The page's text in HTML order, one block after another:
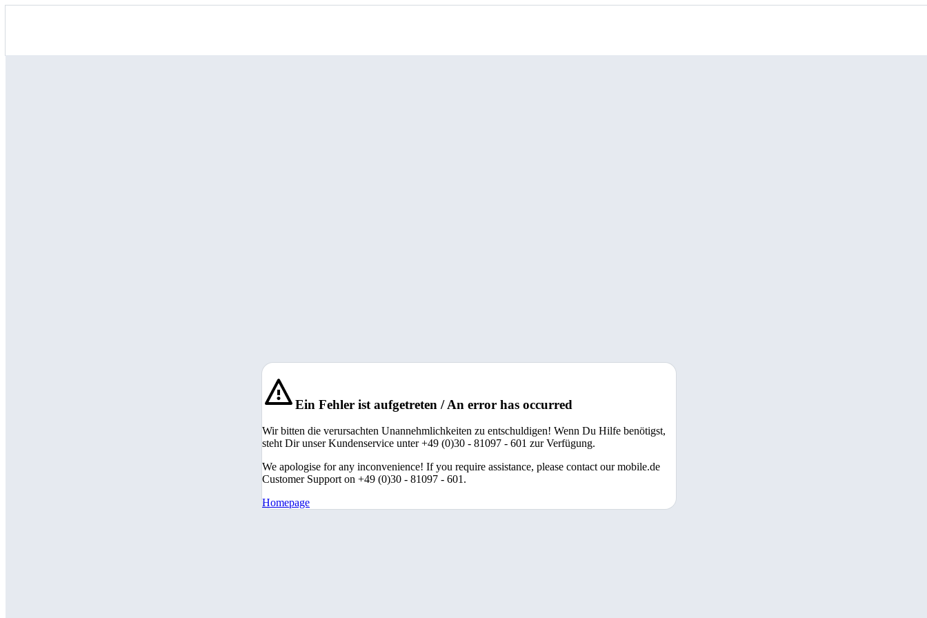
Ein Fehler ist aufgetreten / An error has occurred
Wir bitten die verursachten Unannehmlichkeiten zu entschuldigen! Wenn Du Hilfe benötigst,
steht Dir unser Kundenservice unter +49 (0)30 - 81097 - 601 zur Verfügung.
We apologise for any inconvenience! If you require assistance, please contact our mobile.de
Customer Support on +49 (0)30 - 81097 - 601.
Homepage